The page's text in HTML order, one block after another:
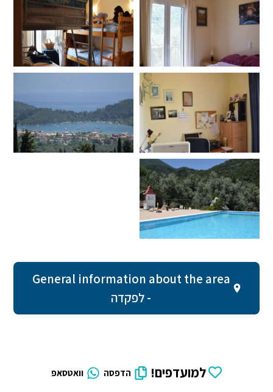
General information about the area
- לפקדה
למועדפים! הדפסה וואטסאפ